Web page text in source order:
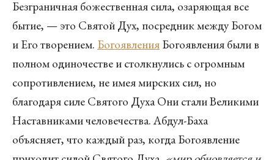
Безграничная божественная сила, озаряющая все
бытие, — это Святой Дух, посредник между Богом
и Его творением. Богоявления Богоявления были в
полном одиночестве и столкнулись с огромным
сопротивлением, не имея мирских сил, но
благодаря силе Святого Духа Они стали Великими
Наставниками человечества. Абдул-Баха
объясняет, что каждый раз, когда Богоявление